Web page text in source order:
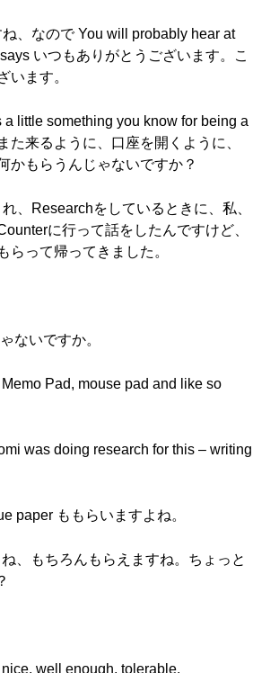
、なので You will probably hear at
いつもありがとうございます。こ
います。
a little something you know for being a
た来るように、口座を開くように、
かもらうんじゃないですか？
、Researchをしているときに、私、
に行って話をしたんですけど、
らって帰ってきました。
ないですか。
Pad, mouse pad and like so
was doing research for this – writing
paper ももらいますよね。
、もちろんもらえますね。ちょっと
well enough, tolerable.